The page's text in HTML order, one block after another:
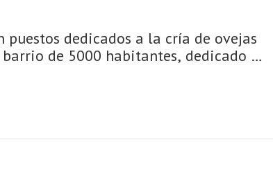
puestos dedicados a la cría de ovejas
barrio de 5000 habitantes, dedicado a
Camping Costa Soleada un sector de
la pesca con una hermosa vista